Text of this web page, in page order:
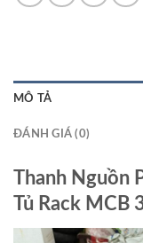
MÔ TẢ
ĐÁNH GIÁ (0)
Thanh Nguồn
Tủ Rack MCB